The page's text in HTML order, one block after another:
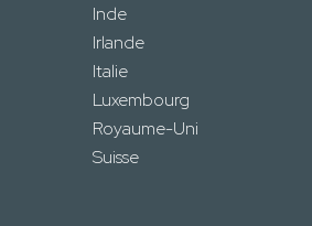
Inde
Irlande
Italie
Luxembourg
Royaume-Uni
Suisse